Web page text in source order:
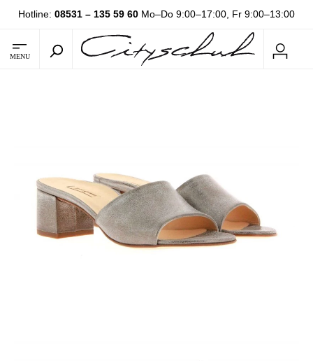
Hotline: 08531 – 135 59 60 Mo–Do 9:00–17:00, Fr 9:00–13:00
MENU